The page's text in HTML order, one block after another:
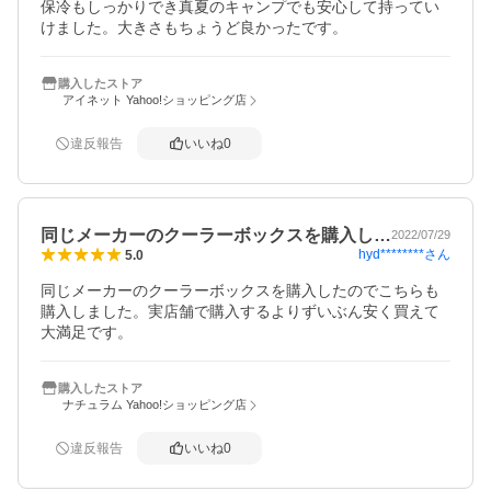
保冷もしっかりでき真夏のキャンプでも安心して持ってい
けました。大きさもちょうど良かったです。
購入したストア
アイネット Yahoo!ショッピング店
違反報告 いいね0
同じメーカーのクーラーボックスを購入し…2022/07/29
5.0 hyd********さん
同じメーカーのクーラーボックスを購入したのでこちらも
購入しました。実店舗で購入するよりずいぶん安く買えて
大満足です。
購入したストア
ナチュラム Yahoo!ショッピング店
違反報告 いいね0